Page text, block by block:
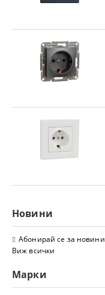
Новини
Абонирай се за новини
Виж всички
Марки